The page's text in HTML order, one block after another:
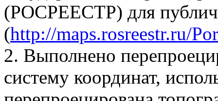
(РОСРЕЕСТР) для
(http://maps.rosreestr.ru/
2. Выполнено
систему координат,